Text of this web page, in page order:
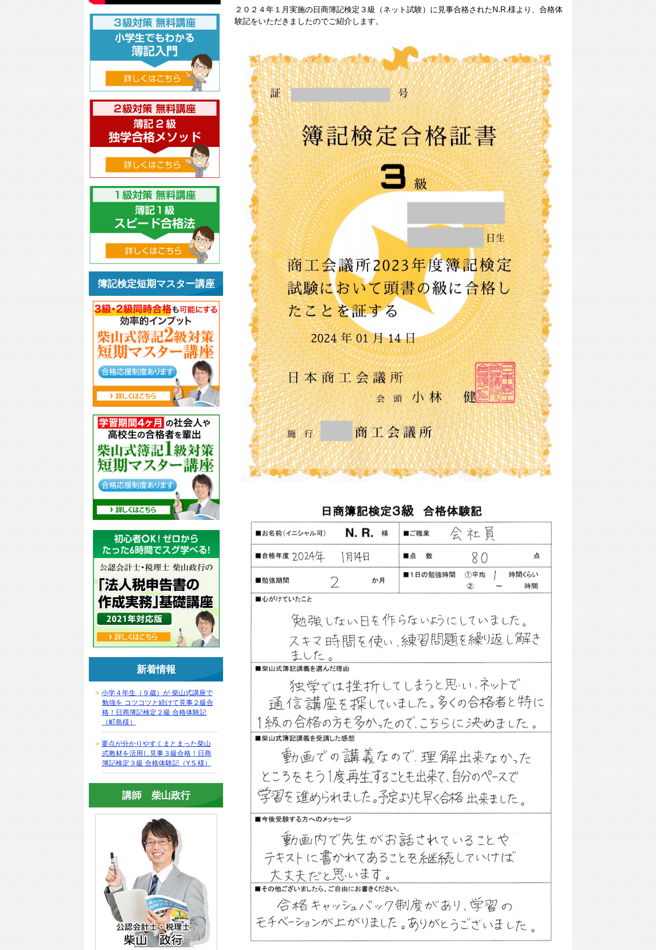
２０２４年１月実施の日商簿記検定３級（ネット試験）に見事合格されたN.R.様より、合格体
験記をいただきましたのでご紹介します。
簿記検定短期マスター講座
新着情報
小学４年生（９歳）が 柴山式講座で
勉強を コツコツと続けて見事２級合
格！日商簿記検定２級 合格体験記
（町島様）
要点が分かりやすくまとまった柴山
式教材を活用し見事３級合格！日商
簿記検定３級 合格体験記（Y.S.様）
講師 柴山政行